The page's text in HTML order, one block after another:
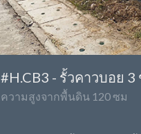
#H.CB3 - รั้วคาวบอย 3
ความสูงจากพื้นดิน 120 ซม